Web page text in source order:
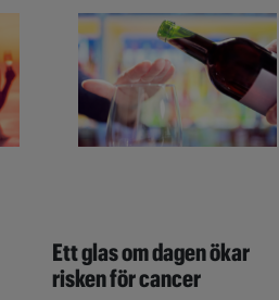
Ett glas om dagen ökar
risken för cancer